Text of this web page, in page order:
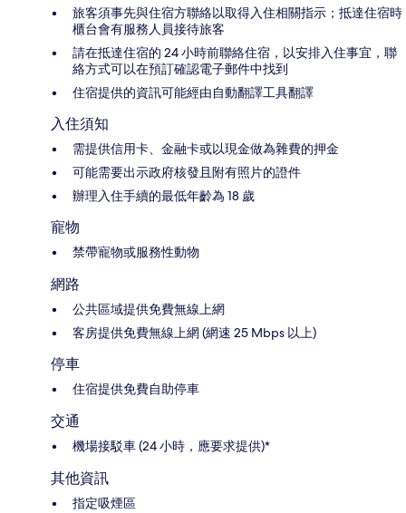
旅客須事先與住宿方聯絡以取得入住相關指示；抵達住宿時
櫃台會有服務人員接待旅客
請在抵達住宿的 24 小時前聯絡住宿，以安排入住事宜，聯
絡方式可以在預訂確認電子郵件中找到
住宿提供的資訊可能經由自動翻譯工具翻譯
入住須知
需提供信用卡、金融卡或以現金做為雜費的押金
可能需要出示政府核發且附有照片的證件
辦理入住手續的最低年齡為 18 歲
寵物
禁帶寵物或服務性動物
網路
公共區域提供免費無線上網
客房提供免費無線上網 (網速 25 Mbps 以上)
停車
住宿提供免費自助停車
交通
機場接駁車 (24 小時，應要求提供)*
其他資訊
指定吸煙區